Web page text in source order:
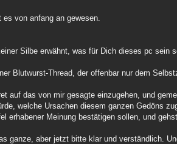
es von anfang an gewesen.
Silbe erwähnt, was für Dich dieses pc sein
Blutwurst-Thread, der offenbar nur dem
auf das von mir gesagte einzugehen, und
welche Ursachen diesem ganzen Gedöns
erhabener Meinung bestätigen sollen, und
ganze, aber jetzt bitte klar und verständlich.